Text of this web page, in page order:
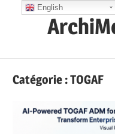
Ops,
Catégorie :TOGAF
English